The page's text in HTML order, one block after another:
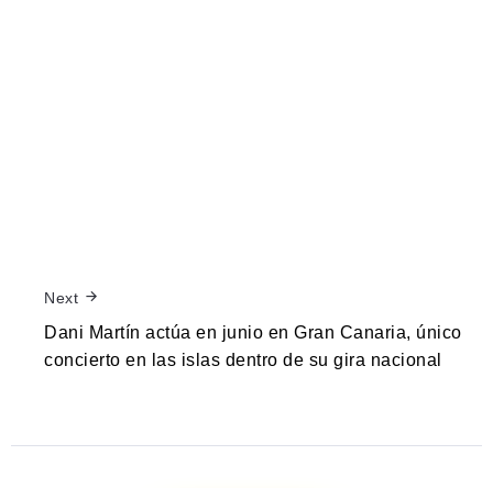
Next
Dani Martín actúa en junio en Gran Canaria, único
concierto en las islas dentro de su gira nacional